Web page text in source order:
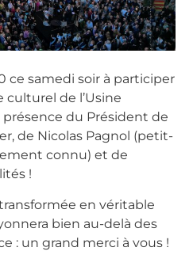
ce samedi soir à participer
culturel de l’Usine
présence du Président de
de Nicolas Pagnol (petit-
connu) et de
!
en véritable
bien au-delà des
: un grand merci à vous !